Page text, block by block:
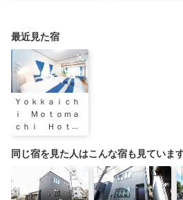
まで
最近見た宿
Ｙｏｋｋａｉｃｈ
ｉ Ｍｏｔｏｍａ
ｃｈｉ Ｈｏｔｅ
同じ宿を見た人はこんな宿も見ていま